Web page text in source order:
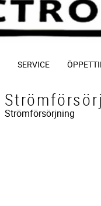
SERVICE
Strömförsörjning